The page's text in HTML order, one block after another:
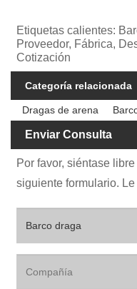
Etiquetas calientes:
Proveedor, Fábrica,
Cotización
Categoría relacionada
Dragas de arena
Enviar Consulta
Por favor, siéntase
siguiente formulario.